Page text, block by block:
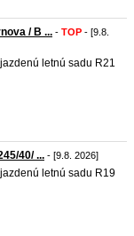
/ B ... - TOP - [9.8.
letnú sadu R21
40/ ... - [9.8. 2026]
letnú sadu R19